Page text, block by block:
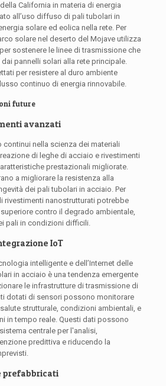
California in materia di energia
all’uso diffuso di pali tubolari in
solare ed eolica nella rete. Per
solare nel deserto del Mojave utilizza
sostenere le linee di trasmissione che
pannelli solari alla rete principale.
per resistere al duro ambiente
continuo di energia rinnovabile.
future
avanzati
continui nella scienza dei materiali
di leghe di acciaio e rivestimenti
prestazionali migliorate.
a migliorare la resistenza alla
dei pali tubolari in acciaio. Per
rivestimenti nanostrutturati potrebbe
contro il degrado ambientale,
pali in condizioni difficili.
IoT
intelligente e dell’Internet delle
in acciaio è una tendenza emergente
le infrastrutture di trasmissione di
dotati di sensori possono monitorare
strutturale, condizioni ambientali, e
in tempo reale. Questi dati possono
centrale per l'analisi,
predittiva e riducendo la
prefabbricati